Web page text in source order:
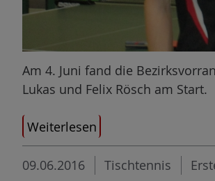
Am 4. Juni fand die
Lukas und Felix Rösch am Start.
Weiterlesen
09.06.2016 Tischtennis